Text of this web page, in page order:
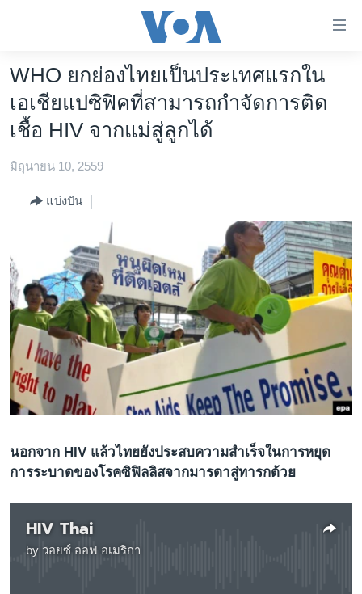
ต่อ
ไป
เนื้อหา
ข้าม
ข้าม
ไป
การ
ค้นหา
หน้าหลัก
โลก
เอเชีย
สหรัฐฯ
ไทย
วิทยาศาสตร์
สังคมและสุขภาพ
ไลฟ์สไตล์
ตรวจสอบข่าว
เรียนรู้ภาษาอังกฤษ
พอดคาสต์
ติดตามเรา
เลือกภาษา
WHO ยกย่องไทยเป็นประเทศแรกใน
เอเชียแปซิฟิคที่สามารถกำจัดการติด
เชื้อ HIV จากแม่สู่ลูกได้
มิถุนายน 10, 2559
แบ่งปัน
นอกจาก HIV แล้วไทยยังประสบความสำเร็จในการหยุด
การระบาดของโรคซิฟิลลิสจากมารดาสู่ทารกด้วย
HIV Thai
by วอยซ์ ออฟ อเมริกา
No media source currently available